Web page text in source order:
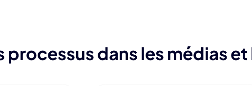
processus dans les médias